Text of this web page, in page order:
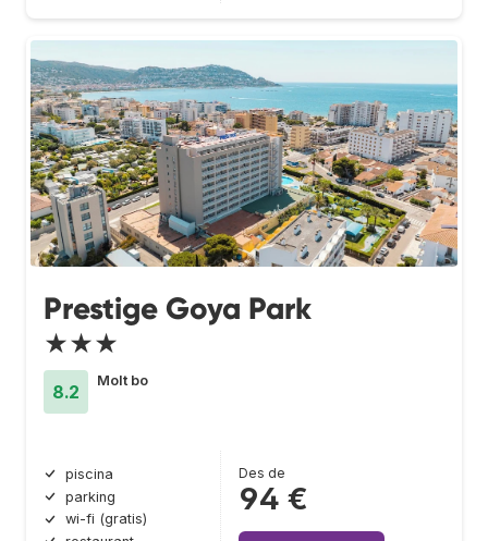
Prestige Goya Park
★★★
8.2
Molt bo
piscina
parking
wi-fi (gratis)
Des de
94 €